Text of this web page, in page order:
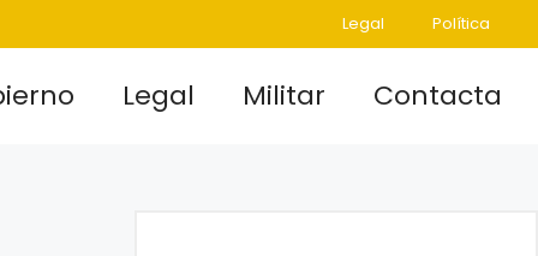
Legal Política
Legal Militar Contacta